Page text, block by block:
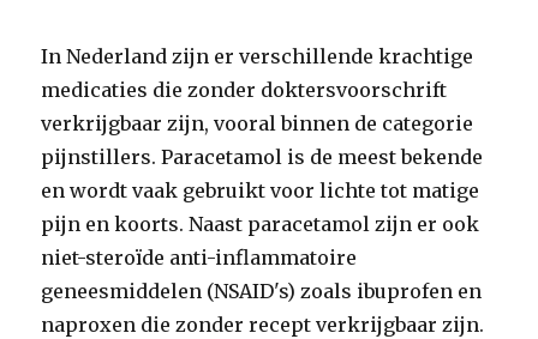
In Nederland zijn er verschillende krachtige
medicaties die zonder doktersvoorschrift
verkrijgbaar zijn, vooral binnen de categorie
pijnstillers. Paracetamol is de meest bekende
en wordt vaak gebruikt voor lichte tot matige
pijn en koorts. Naast paracetamol zijn er ook
niet-steroïde anti-inflammatoire
geneesmiddelen (NSAID's) zoals ibuprofen en
naproxen die zonder recept verkrijgbaar zijn.